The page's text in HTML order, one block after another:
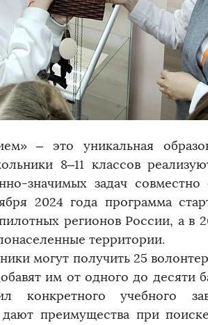
– ​это уникальная
8–11 классов
значимых задач
2024 года программа
регионов России, а в
территории.
могут получить 25
им от одного до десяти
конкретного учебного
преимущества при